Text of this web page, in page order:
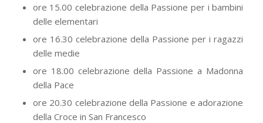
ore 15.00 celebrazione della Passione per i bambini
delle elementari
ore 16.30 celebrazione della Passione per i ragazzi
delle medie
ore 18.00 celebrazione della Passione a Madonna
della Pace
ore 20.30 celebrazione della Passione e adorazione
della Croce in San Francesco